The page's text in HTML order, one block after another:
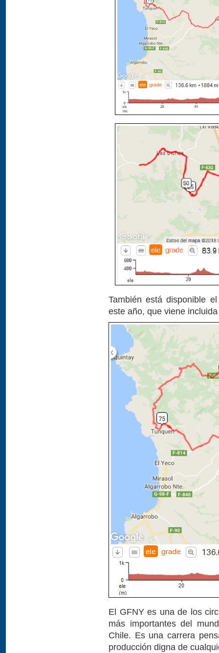
También está disponible
este año, que viene
El GFNY es una de los
más importantes del
Chile. Es una carrera
producción digna de